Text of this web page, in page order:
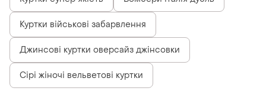
Куртки військові забарвлення
Джинсові куртки оверсайз джінсовки
Сірі жіночі вельветові куртки